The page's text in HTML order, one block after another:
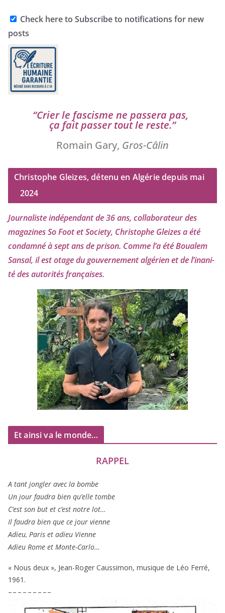
Check here to Subscribe to notifications for new
posts
“Crier le fas­cisme ne pas­se­ra pas,
ça fait pas­ser tout le reste.”
Romain Gary, Gros-Câlin
Christophe Gleizes, détenu en Algérie depuis mai
2024
Journaliste indé­pen­dant de36ans, col­la­bo­ra­teur des
maga­zines So Foot et Society, Christophe Gleizesa été
condam­né à sept ans de pri­son. Comme l’a été Boualem
Sansal, il est otage du gou­ver­ne­ment algé­rien et de l’i­na­ni­
té des auto­ri­tés françaises.
Et ainsi va le monde…
RAPPEL
A tant jon­gler avec la bombe
Un jour fau­dra bien qu’elle tombe
C’est son but et c’est notre lot…
Il fau­dra bien que ce jour vienne
Adieu, Paris et adieu Vienne
Adieu Rome et Monte-Carlo…
« Nous deux », Jean-Roger Caussimon, musique de Léo Ferré,
1961 .
– – – – – – – – –